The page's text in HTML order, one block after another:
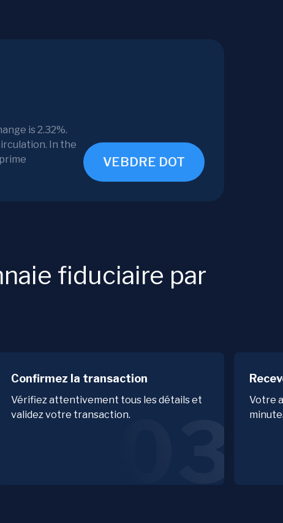
is 2.32%.
In the
VEBDRE DOT
fiduciaire par
Confirmez la transaction
Vérifiez attentivement tous les détails et
validez votre transaction.03
Votre